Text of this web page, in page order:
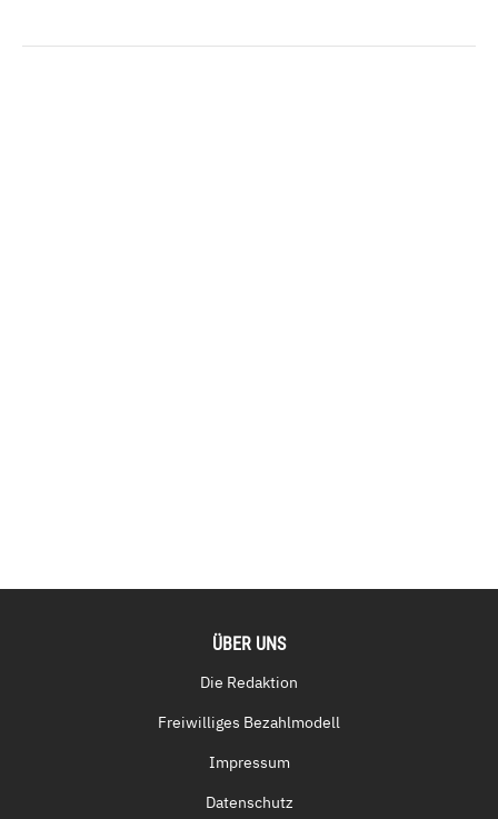
ÜBER UNS
Die Redaktion
Freiwilliges Bezahlmodell
Impressum
Datenschutz